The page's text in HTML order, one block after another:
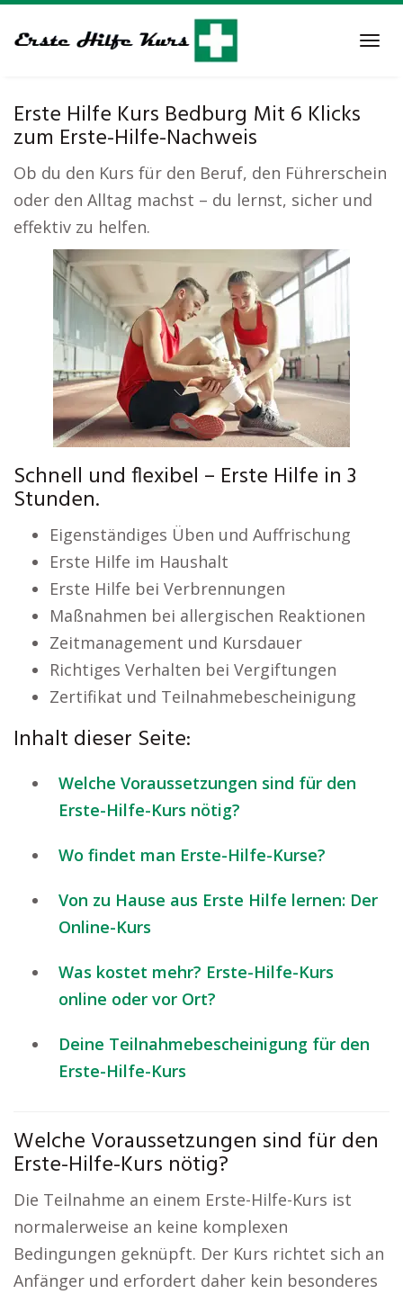
to
Erste Hilfe Kurs Bedburg Mit 6 Klicks
zum Erste-Hilfe-Nachweis
Ob du den Kurs für den Beruf, den Führerschein
oder den Alltag machst – du lernst, sicher und
effektiv zu helfen.
Schnell und flexibel – Erste Hilfe in 3
Stunden.
Eigenständiges Üben und Auffrischung
Erste Hilfe im Haushalt
Erste Hilfe bei Verbrennungen
Maßnahmen bei allergischen Reaktionen
Zeitmanagement und Kursdauer
Richtiges Verhalten bei Vergiftungen
Zertifikat und Teilnahmebescheinigung
Inhalt dieser Seite:
Welche Voraussetzungen sind für den
Erste-Hilfe-Kurs nötig?
Wo findet man Erste-Hilfe-Kurse?
Von zu Hause aus Erste Hilfe lernen: Der
Online-Kurs
Was kostet mehr? Erste-Hilfe-Kurs
online oder vor Ort?
Deine Teilnahmebescheinigung für den
Erste-Hilfe-Kurs
Welche Voraussetzungen sind für den
Erste-Hilfe-Kurs nötig?
Die Teilnahme an einem Erste-Hilfe-Kurs ist
normalerweise an keine komplexen
Bedingungen geknüpft. Der Kurs richtet sich an
Anfänger und erfordert daher kein besonderes